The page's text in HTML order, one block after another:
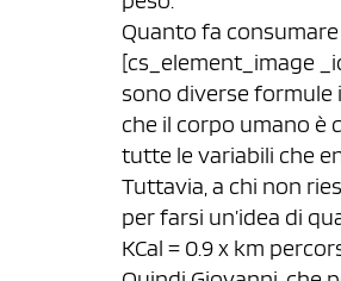
Quanto fa
[cs_element_image
sono diverse formule
che il corpo umano è
tutte le variabili che
Tuttavia, a chi non
per farsi un’idea di
KCal = 0.9 x km